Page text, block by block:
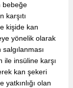
bebeğe
karşıtı
kişide kan
yönelik olarak
ile insüline karşı
kan şekeri
olan